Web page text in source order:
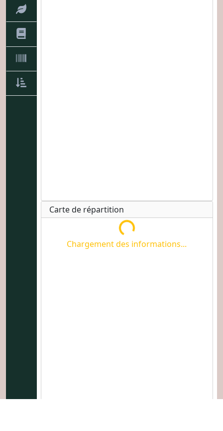
Carte de répartition
Chargement des informations...
Chargement des informations...